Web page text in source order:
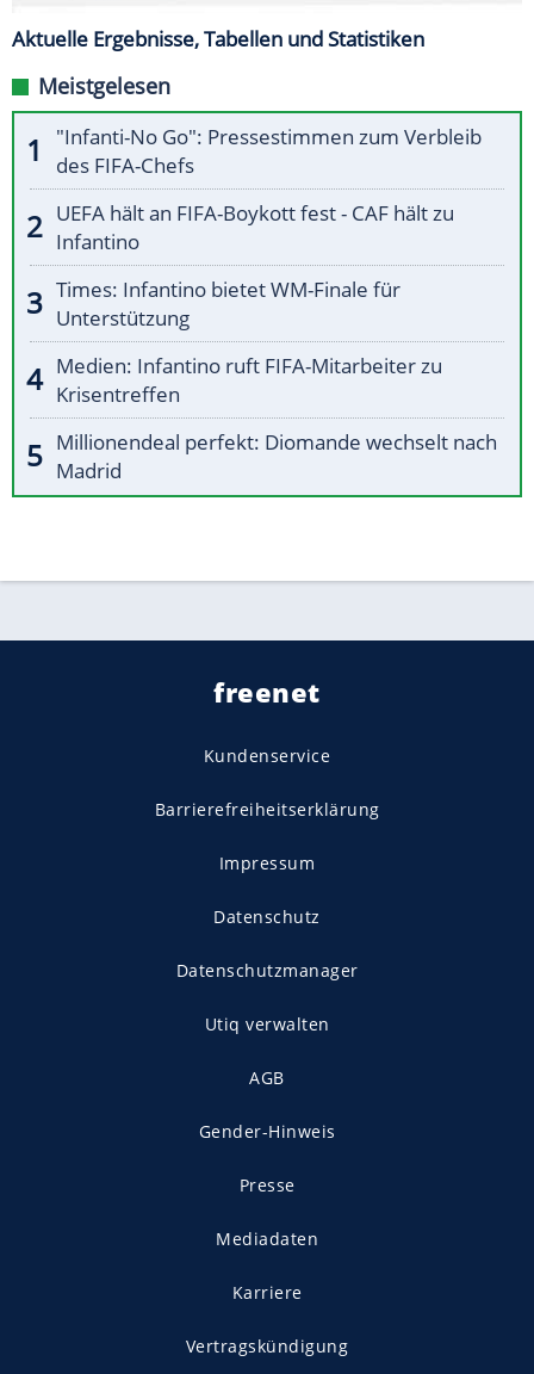
Aktuelle Ergebnisse, Tabellen und Statistiken
Meistgelesen
"Infanti-No Go": Pressestimmen zum Verbleib
des FIFA-Chefs
UEFA hält an FIFA-Boykott fest - CAF hält zu
Infantino
Times: Infantino bietet WM-Finale für
Unterstützung
Medien: Infantino ruft FIFA-Mitarbeiter zu
Krisentreffen
Millionendeal perfekt: Diomande wechselt nach
Madrid
freenet
Kundenservice
Barrierefreiheitserklärung
Impressum
Datenschutz
Datenschutzmanager
Utiq verwalten
AGB
Gender-Hinweis
Presse
Mediadaten
Karriere
Vertragskündigung